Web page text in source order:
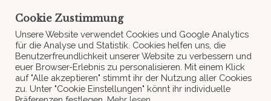
Erfahre zuerst, wenn es neue Infos von La Goonery,
unserem Liefergebiet oder neue Rezepte gibt.
Fehler:Kontaktformular wurde nicht gefunden.
Cookie Zustimmung
Unsere Website verwendet Cookies und Google Analytics
für die Analyse und Statistik. Cookies helfen uns, die
Benutzerfreundlichkeit unserer Website zu verbessern und
euer Browser-Erlebnis zu personalisieren. Mit einem Klick
auf "Alle akzeptieren" stimmt ihr der Nutzung aller Cookies
zu. Unter "Cookie Einstellungen" könnt ihr individuelle